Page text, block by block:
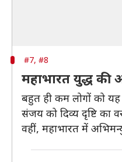
#7, #8
महाभारत युद्ध की
बहुत ही कम लोगों को यह
संजय को दिव्य दृष्टि का
वहीं, महाभारत में